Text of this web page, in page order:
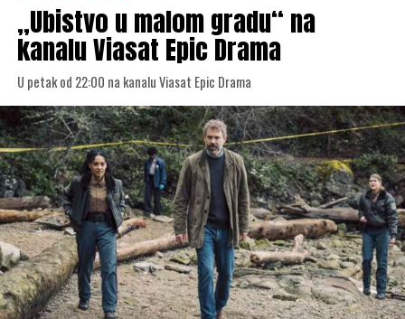
„Ubistvo u malom gradu“ na
kanalu Viasat Epic Drama
U petak od 22:00 na kanalu Viasat Epic Drama